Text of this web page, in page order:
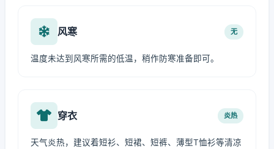
风寒 无
温度未达到风寒所需的低温，稍作防寒准备即可。
穿衣 炎热
天气炎热，建议着短衫、短裙、短裤、薄型T恤衫等清凉